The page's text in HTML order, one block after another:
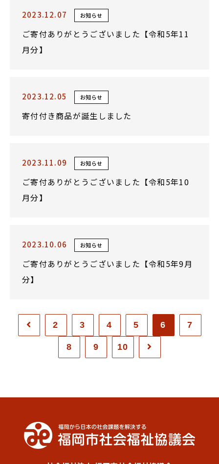
2023.12.07 お知らせ
ご寄付ありがとうございました【令和5年11
月分】
2023.12.05 お知らせ
寄付付き商品が誕生しました
2023.11.09 お知らせ
ご寄付ありがとうございました【令和5年10
月分】
2023.10.06 お知らせ
ご寄付ありがとうございました【令和5年9月
分】
2 3 4 5 6 7
8 9 10